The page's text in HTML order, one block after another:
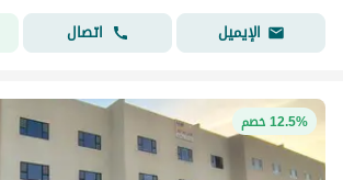
الإيميل
اتصال
12.5% خصم